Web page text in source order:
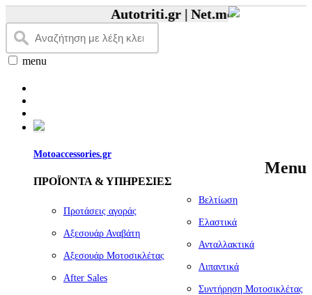
Autotriti.gr |Net.mototriti.gr |
menu
Menu
Motoaccessories.gr
ΠΡΟΪΟΝΤΑ & ΥΠΗΡΕΣΙΕΣ
Προτάσεις αγοράς
Αξεσουάρ Αναβάτη
Αξεσουάρ Μοτοσικλέτας
Αfter Sales
Βελτίωση
Ελαστικά
Ανταλλακτικά
Λιπαντικά
Συντήρηση Μοτοσικλέτας